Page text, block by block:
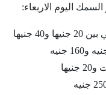
اليوم الاربعاء:
جنيها